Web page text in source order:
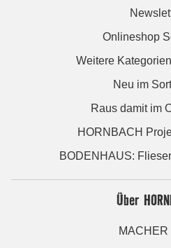
Onlineshop
Weitere
Neu im
Raus damit im
HORNBACH
BODENHAUS:
Über
MACHER